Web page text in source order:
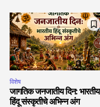
विशेष
जागतिक जनजातीय दिन: भारतीय
हिंदू संस्कृतीचे अभिन्न अंग